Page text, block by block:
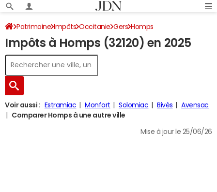
Patrimoine Impôts Occitanie Gers Homps
Impôt sur le revenu
Impôts à Homps (32120) en 2025
Voir aussi : Estramiac Monfort Solomiac Bivès
Avensac
Comparer Homps à une autre ville
Mise à jour le 25/06/26